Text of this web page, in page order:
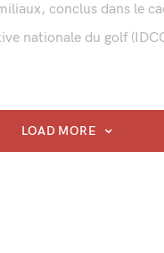
conclus dans le
nationale du golf
LOAD MORE